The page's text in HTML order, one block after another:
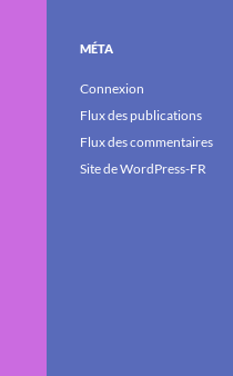
MÉTA
Connexion
Flux des publications
Flux des commentaires
Site de WordPress-FR